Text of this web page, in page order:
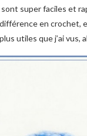
super faciles et
en
utiles que j’ai vus,